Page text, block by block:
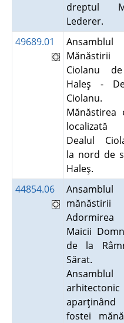
dreptul
Lederer.
49689.01
Ansamblul
Mănăstirii
Ciolanu
Haleş -
Ciolanu.
Mănăstirea
Dealul
la nord de
Haleş.
44854.06
Ansamblul
mănăstirii
Adormirea
Maicii
de la
Sărat.
Ansamblul
arhitectonic
aparţinând
fostei